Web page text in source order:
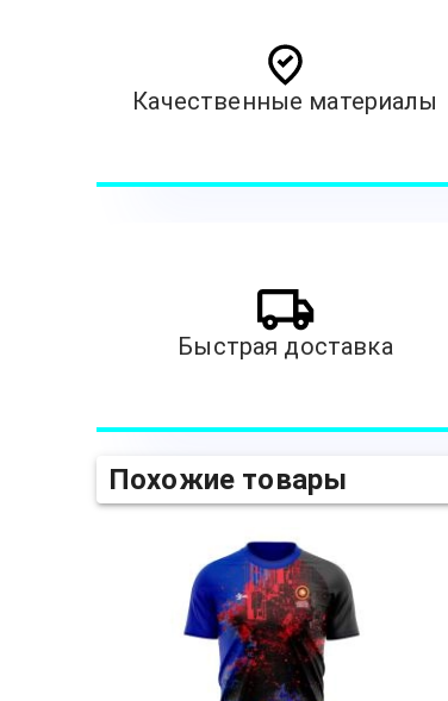
Качественные материалы
Быстрая доставка
Похожие товары